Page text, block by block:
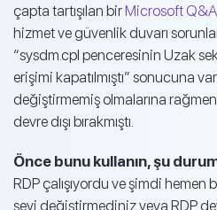
çapta tartışılan birMicrosoft
hizmet ve güvenlik duvarı
“sysdm.cpl penceresinin Uzak
erişimi kapatılmıştı” sonucuna
değiştirmemiş olmalarına
devre dışı bırakmıştı.
Önce bunu kullanın, şu
RDP çalışıyordu ve şimdi hemen
şeyi değiştirmediniz veya RDP